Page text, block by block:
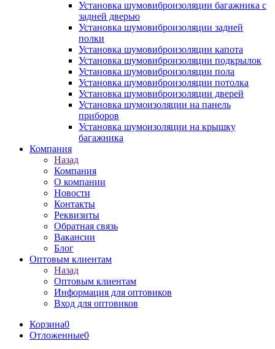
Установка шумовиброизоляции багажника с
задней дверью
Установка шумовиброизоляции задней
полки
Установка шумовиброизоляции капота
Установка шумовиброизоляции подкрылок
Установка шумовиброизоляции пола
Установка шумовиброизоляции потолка
Установка шумовиброизоляции дверей
Установка шумоизоляции на панель
приборов
Установка шумоизоляции на крышку
багажника
Компания
Назад
Компания
О компании
Новости
Контакты
Реквизиты
Обратная связь
Вакансии
Блог
Оптовым клиентам
Назад
Оптовым клиентам
Информация для оптовиков
Вход для оптовиков
Корзина0
Отложенные0